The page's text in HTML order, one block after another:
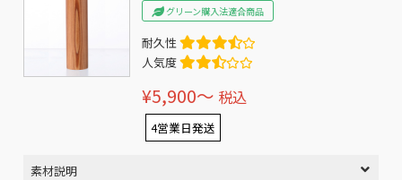
グリーン購入法適合商品
耐久性
人気度
¥5,900〜 税込
4営業日発送
素材説明